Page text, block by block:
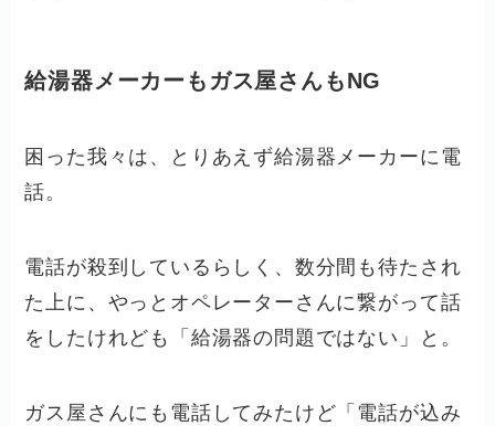
給湯器メーカーもガス屋さんもNG
困った我々は、とりあえず給湯器メーカーに電
話。
電話が殺到しているらしく、数分間も待たされ
た上に、やっとオペレーターさんに繋がって話
をしたけれども「給湯器の問題ではない」と。
ガス屋さんにも電話してみたけど「電話が込み